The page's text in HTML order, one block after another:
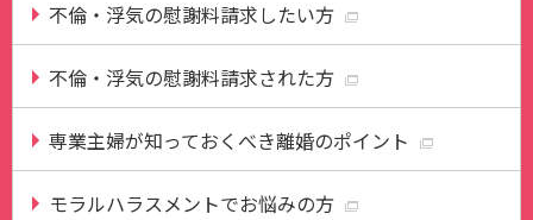
不倫・浮気の慰謝料請求したい方
不倫・浮気の慰謝料請求された方
専業主婦が知っておくべき離婚のポイント
モラルハラスメントでお悩みの方